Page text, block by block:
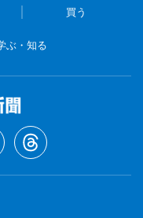
買う
ぶ・知る